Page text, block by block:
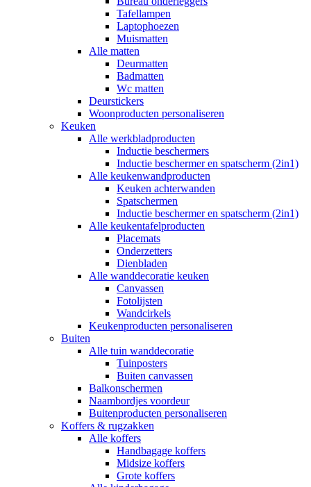
Tafellampen
Laptophoezen
Muismatten
Alle matten
Deurmatten
Badmatten
Wc matten
Deurstickers
Woonproducten personaliseren
Keuken
Alle werkbladproducten
Inductie beschermers
Inductie beschermer en spatscherm (2in1)
Alle keukenwandproducten
Keuken achterwanden
Spatschermen
Inductie beschermer en spatscherm (2in1)
Alle keukentafelproducten
Placemats
Onderzetters
Dienbladen
Alle wanddecoratie keuken
Canvassen
Fotolijsten
Wandcirkels
Keukenproducten personaliseren
Buiten
Alle tuin wanddecoratie
Tuinposters
Buiten canvassen
Balkonschermen
Naambordjes voordeur
Buitenproducten personaliseren
Koffers & rugzakken
Alle koffers
Handbagage koffers
Midsize koffers
Grote koffers